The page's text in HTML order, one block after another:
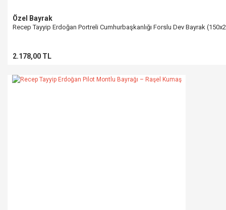
Özel Bayrak
Recep Tayyip Erdoğan Portreli Cumhurbaşkanlığı Forslu Dev Bayrak
2.178,00 TL